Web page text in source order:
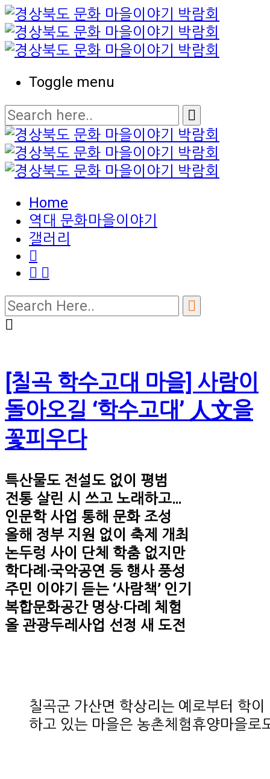
Toggle menu
Home
역대 문화마을이야기
갤러리
[칠곡 학수고대 마을] 사람이
돌아오길 ‘학수고대’ 人文을
꽃피우다
특산물도 전설도 없이 평범
전통 살린 시 쓰고 노래하고…
인문학 사업 통해 문화 조성
올해 정부 지원 없이 축제 개최
논두렁 사이 단체 학춤 없지만
학다례·국악공연 등 행사 풍성
주민 이야기 듣는 ‘사람책’ 인기
복합문화공간 명상·다례 체험
올 관광두레사업 선정 새 도전
칠곡군 가산면 학상리는 예로부터 학
하고 있는 마을은 농촌체험휴양마을